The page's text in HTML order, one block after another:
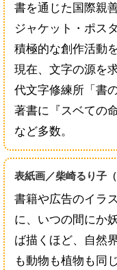
書を通じた国際親
ジャケット・ポス
積極的な創作活動を
現在、文字の源を
代文字修練所「書
著書に『スベての
など多数。
表紙画／柴崎るり子
書籍や広告のイラ
に、いつの間にか
ば描くほど、自然
も動物も植物も同